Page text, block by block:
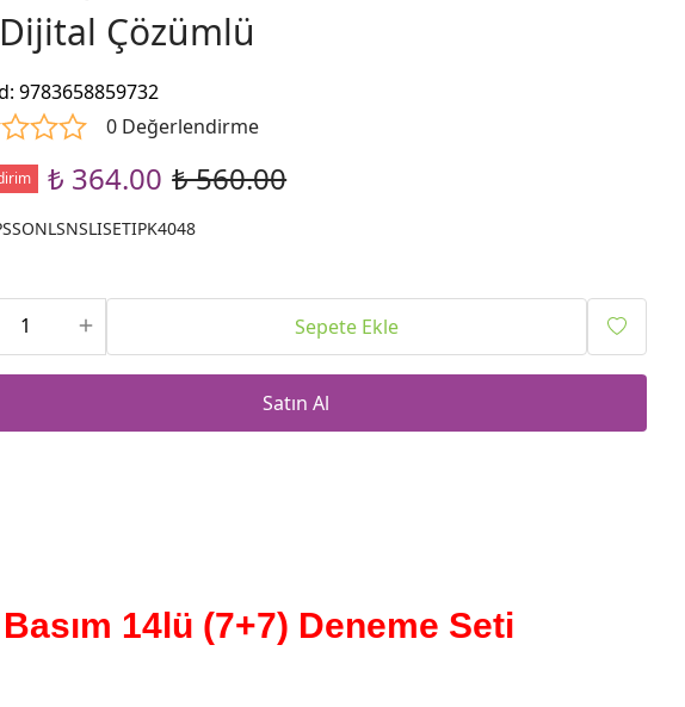
Çözümlü
:9783658859732
0 Değerlendirme
₺ 364.00 ₺ 560.00
Sepete Ekle
Satın Al
14lü (7+7) Deneme Seti